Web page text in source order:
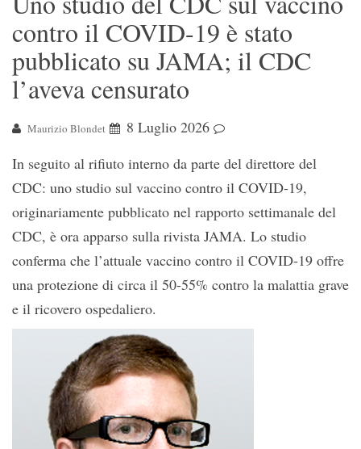
contro il COVID-19 è stato
pubblicato su JAMA; il CDC
l’aveva censurato
Maurizio Blondet
8 Luglio 2026
In seguito al rifiuto interno da parte del direttore del
CDC: uno studio sul vaccino contro il COVID-19,
originariamente pubblicato nel rapporto settimanale del
CDC, è ora apparso sulla rivista JAMA. Lo studio
conferma che l’attuale vaccino contro il COVID-19 offre
una protezione di circa il 50-55% contro la malattia grave
e il ricovero ospedaliero.